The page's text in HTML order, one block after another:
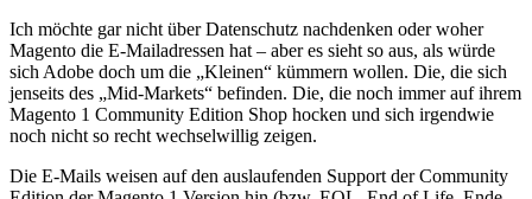
Ich möchte gar nicht über Datenschutz nachdenken oder woher
Magento die E-Mailadressen hat – aber es sieht so aus, als würde
sich Adobe doch um die „Kleinen“ kümmern wollen. Die, die sich
jenseits des „Mid-Markets“ befinden. Die, die noch immer auf ihrem
Magento 1 Community Edition Shop hocken und sich irgendwie
noch nicht so recht wechselwillig zeigen.
Die E-Mails weisen auf den auslaufenden Support der Community